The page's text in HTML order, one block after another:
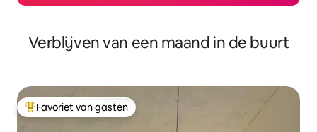
Verblijven van een maand in de buurt
Topfavoriet van gasten
Favoriet van gasten